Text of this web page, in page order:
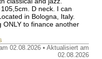
D neck. I can
in Bologna, Italy.
ONLY to finance another
02.08.2026 • Aktualisiert am
02.08.2026